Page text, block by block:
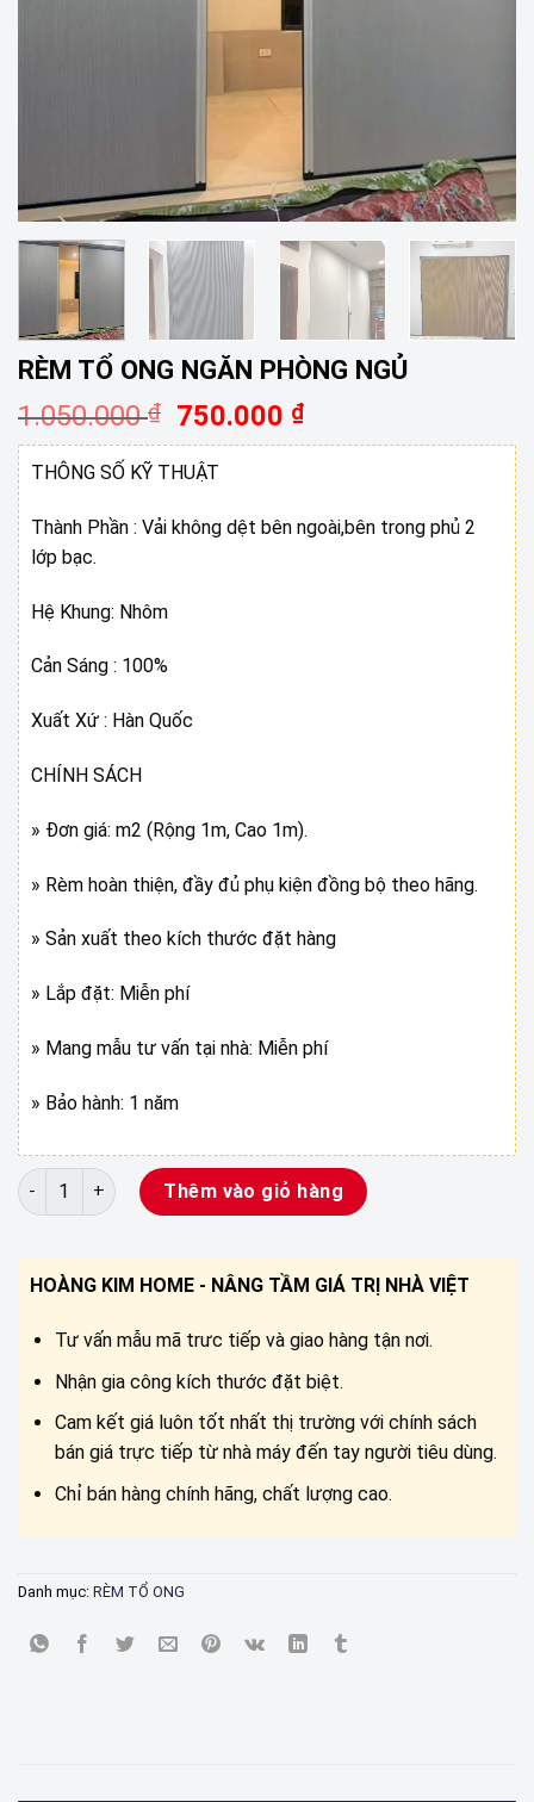
RÈM TỔ ONG NGĂN PHÒNG NGỦ
1.050.000₫
Giá
gốc
là:
750.000 ₫Giá
hiện
750.000 ₫.
THÔNG SỐ KỸ THUẬT
Thành Phần : Vải không dệt bên ngoài,bên trong phủ 2
lớp bạc.
Hệ Khung: Nhôm
Cản Sáng : 100%
Xuất Xứ : Hàn Quốc
CHÍNH SÁCH
» Đơn giá: m2 (Rộng 1m, Cao 1m).
» Rèm hoàn thiện, đầy đủ phụ kiện đồng bộ theo hãng.
» Sản xuất theo kích thước đặt hàng
» Lắp đặt: Miễn phí
» Mang mẫu tư vấn tại nhà: Miễn phí
» Bảo hành: 1 năm
RÈM TỔ ONG NGĂN PHÒNG NGỦ số lượng
Thêm vào giỏ hàng
HOÀNG KIM HOME - NÂNG TẦM GIÁ TRỊ NHÀ VIỆT
Tư vấn mẫu mã trưc tiếp và giao hàng tận nơi.
Nhận gia công kích thước đặt biệt.
Cam kết giá luôn tốt nhất thị trường với chính sách
bán giá trực tiếp từ nhà máy đến tay người tiêu dùng.
Chỉ bán hàng chính hãng, chất lượng cao.
Danh mục: RÈM TỔ ONG